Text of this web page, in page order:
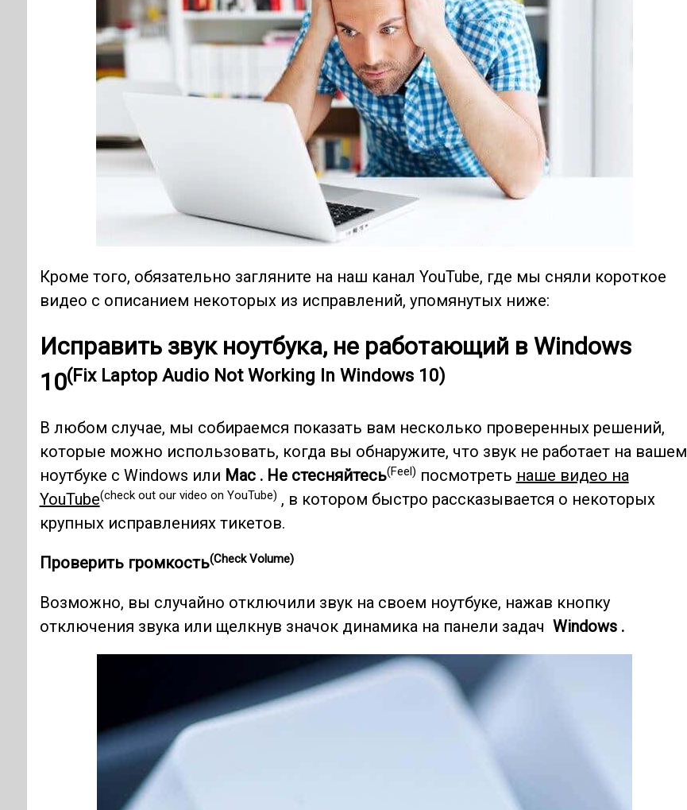
Кроме того, обязательно загляните на наш канал YouTube, где мы сняли короткое
видео с описанием некоторых из исправлений, упомянутых ниже:
Исправить звук ноутбука, не работающий в Windows
10(Fix Laptop Audio Not Working In Windows 10)
В любом случае, мы собираемся показать вам несколько проверенных решений,
которые можно использовать, когда вы обнаружите, что звук не работает на вашем
ноутбуке с Windows или Mac . Не стесняйтесь(Feel) посмотреть наше видео на
YouTube(check out our video on YouTube) , в котором быстро рассказывается о некоторых
крупных исправлениях тикетов.
Проверить громкость(Check Volume)
Возможно, вы случайно отключили звук на своем ноутбуке, нажав кнопку
отключения звука или щелкнув значок динамика на панели задач Windows .